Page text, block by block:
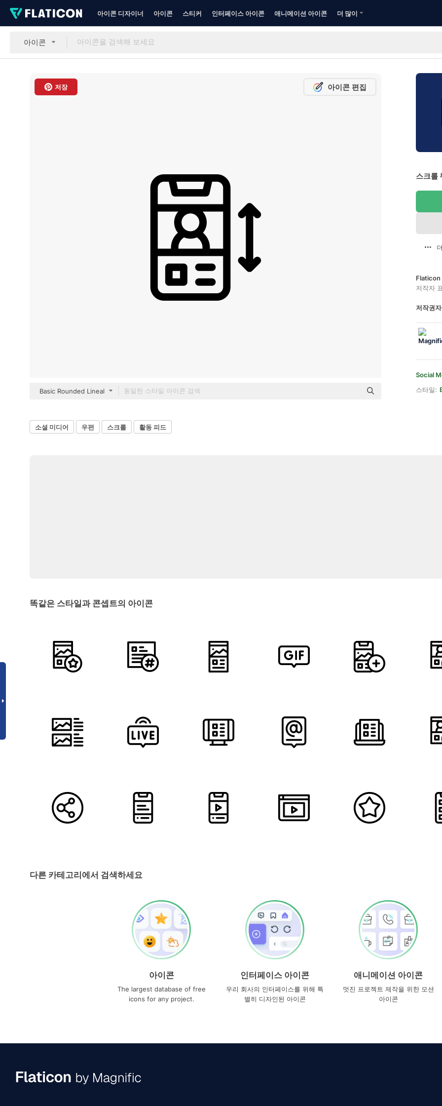
아이콘 디자이너 아이콘 스티커 인터페이스 아이콘 애니메이션 아이콘 더 많이
아이콘
저장 아이콘 편집
Basic Rounded Lineal
스크롤
Flaticon
저작자
저작권
Social
스타일:
소셜 미디어 우편 스크롤 활동 피드
똑같은 스타일과 콘셉트의 아이콘
다른 카테고리에서 검색하세요
아이콘
The largest database of free
icons for any project.
인터페이스 아이콘
우리 회사의 인터페이스를 위해 특
별히 디자인된 아이콘
애니메이션 아이콘
멋진 프로젝트 제작을 위한 모션
아이콘